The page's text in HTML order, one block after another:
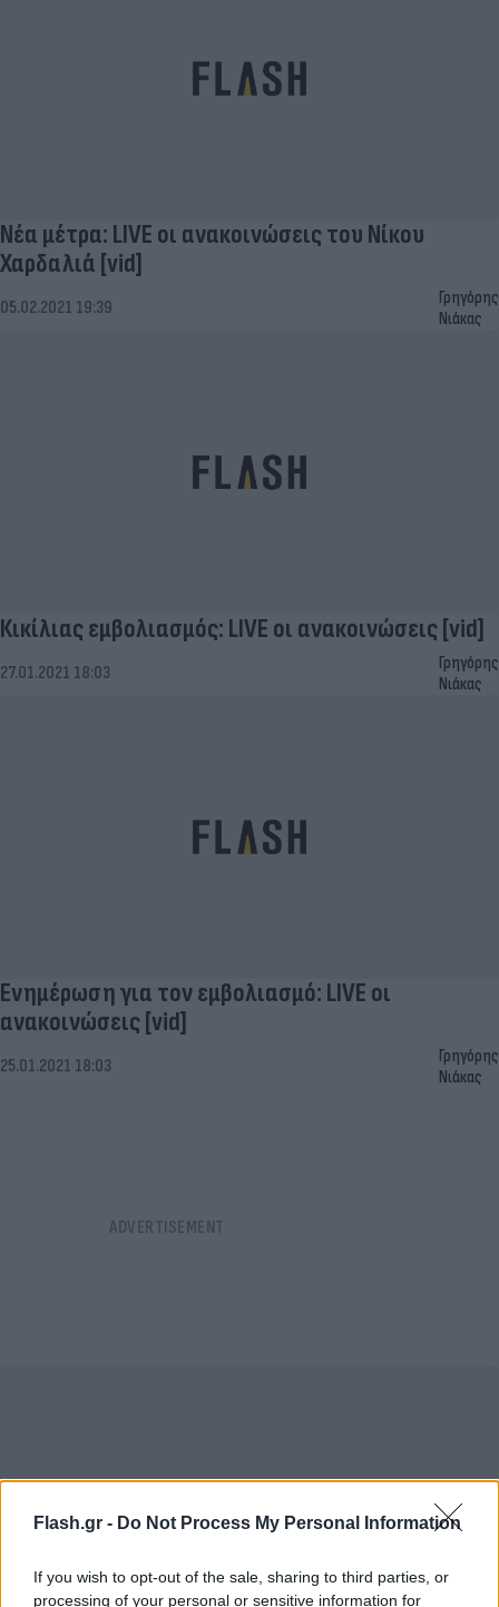
Flash.gr - Do Not Process My Personal Information
If you wish to opt-out of the sale, sharing to third parties, or
processing of your personal or sensitive information for
Νέα μέτρα: LIVE οι ανακοινώσεις του Νίκου
Χαρδαλιά [vid]
05.02.2021 19:39
Γρηγόρης
Νιάκας
Κικίλιας εμβολιασμός: LIVE οι ανακοινώσεις [vid]
27.01.2021 18:03
Γρηγόρης
Νιάκας
Ενημέρωση για τον εμβολιασμό: LIVE οι
ανακοινώσεις [vid]
25.01.2021 18:03
Γρηγόρης
Νιάκας